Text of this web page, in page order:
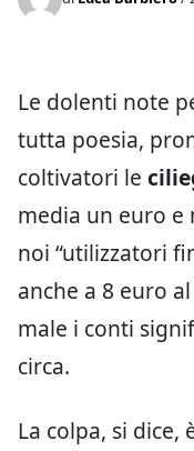
Le dolenti note
tutta poesia,
coltivatori le
media un euro e
noi “utilizzatori
anche a 8 euro
male i conti
circa.
La colpa, si dice,